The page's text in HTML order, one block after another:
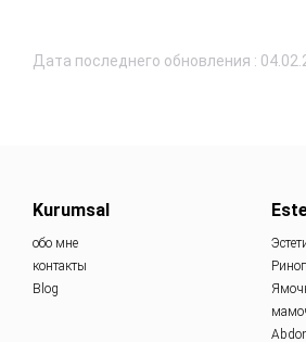
Дата последнего обновления :
Kurumsal
обо мне
контакты
Blog